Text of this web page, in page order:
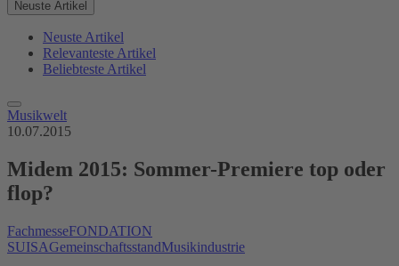
Neuste Artikel
Neuste Artikel
Relevanteste Artikel
Beliebteste Artikel
Musikwelt
10.07.2015
Midem 2015: Sommer-Premiere top oder
flop?
FachmesseFONDATION
SUISAGemeinschaftsstandMusikindustrie